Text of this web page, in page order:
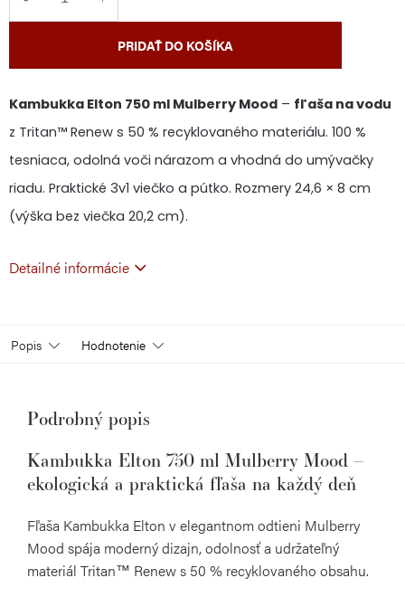
PRIDAŤ DO KOŠÍKA
Kambukka Elton 750 ml Mulberry Mood – fľaša na vodu
z Tritan™ Renew s 50 % recyklovaného materiálu. 100 %
tesniaca, odolná voči nárazom a vhodná do umývačky
riadu. Praktické 3v1 viečko a pútko. Rozmery 24,6 × 8 cm
(výška bez viečka 20,2 cm).
Detailné informácie
Popis Hodnotenie
Podrobný popis
Kambukka Elton 750 ml Mulberry Mood –
ekologická a praktická fľaša na každý deň
Fľaša Kambukka Elton v elegantnom odtieni Mulberry
Mood spája moderný dizajn, odolnosť a udržateľný
materiál Tritan™ Renew s 50 % recyklovaného obsahu.